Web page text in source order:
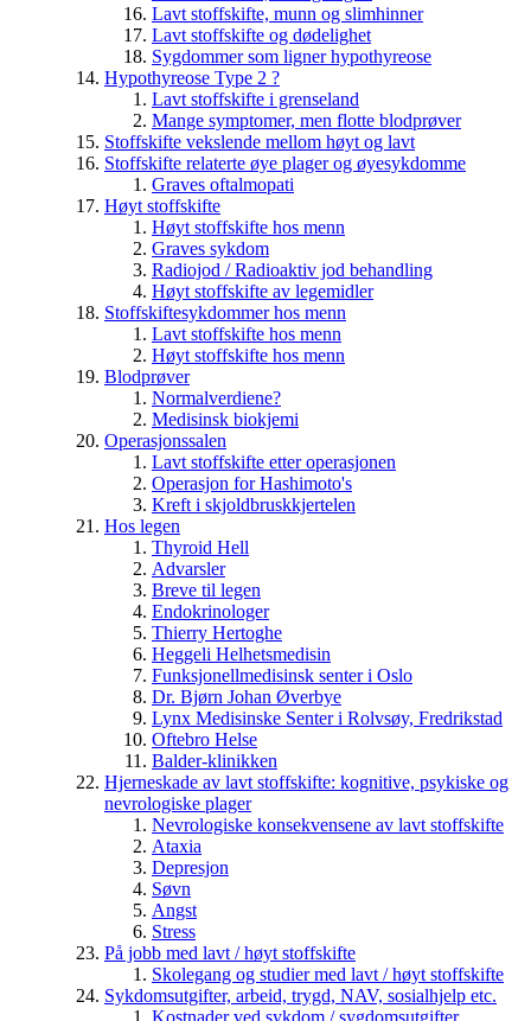
Lavt stoffskifte, munn og slimhinner
Lavt stoffskifte og dødelighet
Sygdommer som ligner hypothyreose
Hypothyreose Type 2 ?
Lavt stoffskifte i grenseland
Mange symptomer, men flotte blodprøver
Stoffskifte vekslende mellom høyt og lavt
Stoffskifte relaterte øye plager og øyesykdomme
Graves oftalmopati
Høyt stoffskifte
Høyt stoffskifte hos menn
Graves sykdom
Radiojod / Radioaktiv jod behandling
Høyt stoffskifte av legemidler
Stoffskiftesykdommer hos menn
Lavt stoffskifte hos menn
Høyt stoffskifte hos menn
Blodprøver
Normalverdiene?
Medisinsk biokjemi
Operasjonssalen
Lavt stoffskifte etter operasjonen
Operasjon for Hashimoto's
Kreft i skjoldbruskkjertelen
Hos legen
Thyroid Hell
Advarsler
Breve til legen
Endokrinologer
Thierry Hertoghe
Heggeli Helhetsmedisin
Funksjonellmedisinsk senter i Oslo
Dr. Bjørn Johan Øverbye
Lynx Medisinske Senter i Rolvsøy, Fredrikstad
Oftebro Helse
Balder-klinikken
Hjerneskade av lavt stoffskifte: kognitive, psykiske og
nevrologiske plager
Nevrologiske konsekvensene av lavt stoffskifte
Ataxia
Depresjon
Søvn
Angst
Stress
På jobb med lavt / høyt stoffskifte
Skolegang og studier med lavt / høyt stoffskifte
Sykdomsutgifter, arbeid, trygd, NAV, sosialhjelp etc.